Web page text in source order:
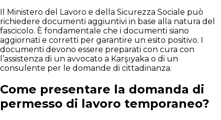
Il Ministero del Lavoro e della Sicurezza Sociale può
richiedere documenti aggiuntivi in base alla natura del
fascicolo. È fondamentale che i documenti siano
aggiornati e corretti per garantire un esito positivo. I
documenti devono essere preparati con cura con
l’assistenza di un avvocato a Karşıyaka o di un
consulente per le domande di cittadinanza.
Come presentare la domanda di
permesso di lavoro temporaneo?